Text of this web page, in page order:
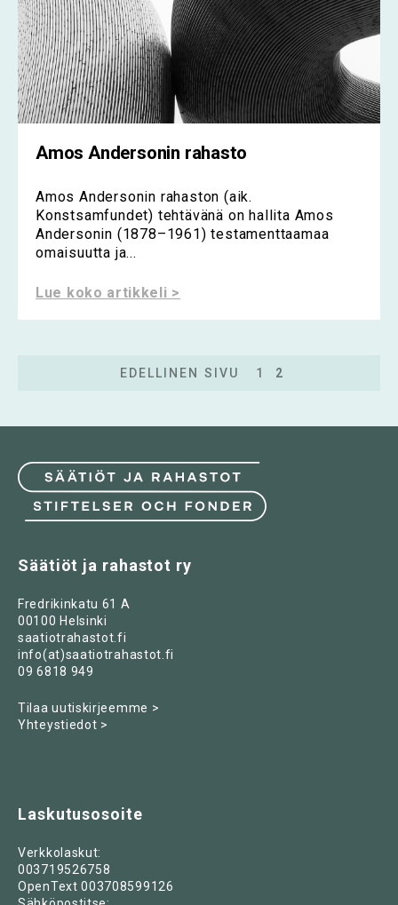
Amos Andersonin rahasto
Amos Andersonin rahaston (aik.
Konstsamfundet) tehtävänä on hallita Amos
Andersonin (1878–1961) testamenttaamaa
omaisuutta ja...
Lue koko artikkeli >
EDELLINEN SIVU 1 2
Säätiöt ja rahastot ry
Fredrikinkatu 61 A
00100 Helsinki
saatiotrahastot.fi
info(at)saatiotrahastot.fi
09 6818 949
Tilaa uutiskirjeemme >
Yhteystiedot >
Laskutusosoite
Verkkolaskut:
003719526758
OpenText 003708599126